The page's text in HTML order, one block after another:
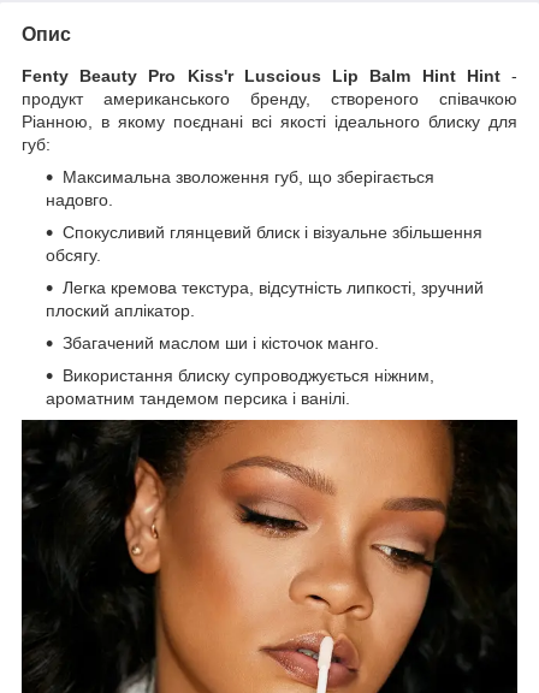
Опис
Fenty Beauty Pro Kiss'r Luscious Lip Balm Hint Hint -
продукт американського бренду, створеного співачкою
Ріанною, в якому поєднані всі якості ідеального блиску для
губ:
Максимальна зволоження губ, що зберігається
надовго.
Спокусливий глянцевий блиск і візуальне збільшення
обсягу.
Легка кремова текстура, відсутність липкості, зручний
плоский аплікатор.
Збагачений маслом ши і кісточок манго.
Використання блиску супроводжується ніжним,
ароматним тандемом персика і ванілі.